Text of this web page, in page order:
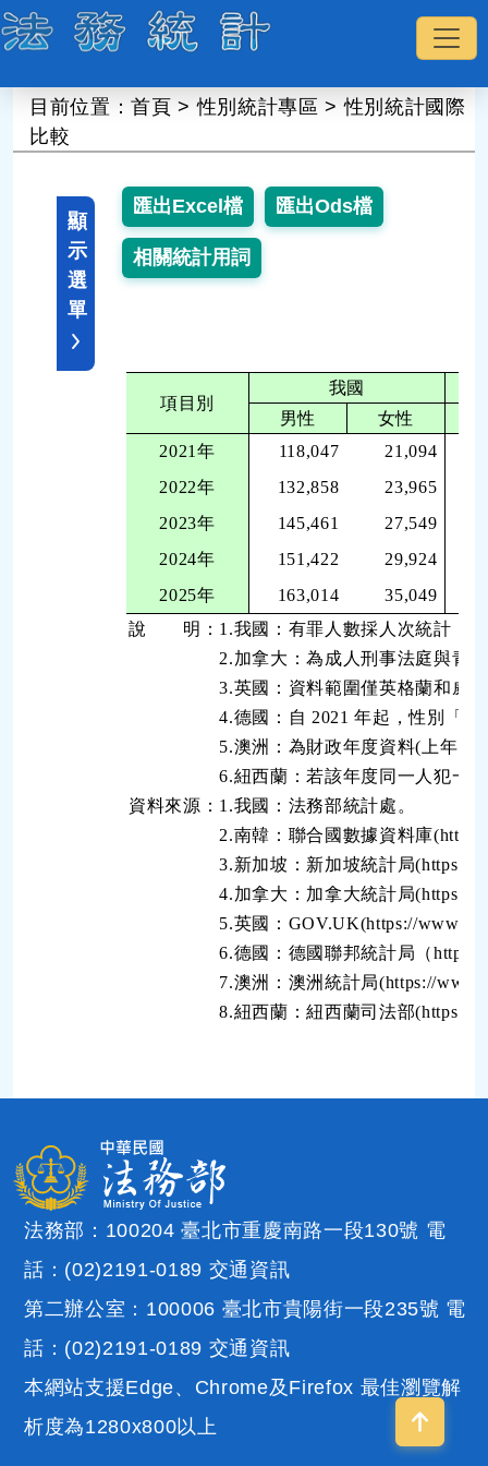
目前位置：首頁 >性別統計專區 >性別統計國際
比較
顯
示
選
單
項目別
我國
男性
女性
2021年
118,047 21,094
2022年
132,858 23,965
2023年
145,461
27,549
2024年
151,422
29,924
2025年
163,014
35,049
說 明：1.我國：有罪人數採人次統計，若
2.加拿大：為成人刑事法庭與青少年法
3.英國：資料範圍僅英格蘭和威爾
4.德國：自 2021 年起，性別「男性
5.澳洲：為財政年度資料(上年的7月
6.紐西蘭：若該年度同一人犯一罪以
資料來源：1.我國：法務部統計處。
2.南韓：聯合國數據資料庫(https://
3.新加坡：新加坡統計局(https://
4.加拿大：加拿大統計局(https://
5.英國：GOV.UK(https://www.gov.uk/
6.德國：德國聯邦統計局（https://
7.澳洲：澳洲統計局(https://
8.紐西蘭：紐西蘭司法部(https://
法務部：100204 臺北市重慶南路一段130號 電
話：(02)2191-0189 交通資訊
第二辦公室：100006 臺北市貴陽街一段235號 電
話：(02)2191-0189 交通資訊
本網站支援Edge、Chrome及Firefox 最佳瀏覽解
析度為1280x800以上
回到